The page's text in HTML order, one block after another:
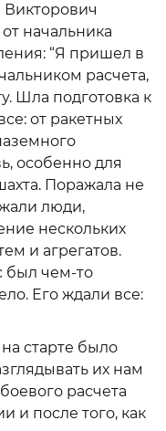
начальника
“Я пришел в
расчета,
Шла подготовка к
от ракетных
особенно для
Поражала не
люди,
нескольких
и агрегатов.
был чем-то
Его ждали все:
старте было
их нам
расчета
и после того, как